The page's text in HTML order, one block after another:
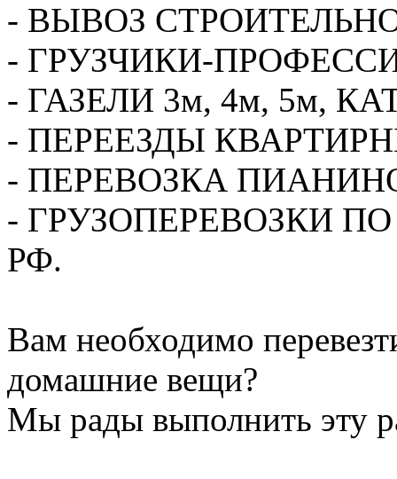
- ВЫВОЗ
- ГРУЗЧИКИ-
- ГАЗЕЛИ 3м, 4м, 5м,
- ПЕРЕЕЗДЫ
- ПЕРЕВОЗКА
- ГРУЗОПЕРЕВОЗКИ
РФ.
Вам необходимо
домашние вещи?
Мы рады выполнить эту